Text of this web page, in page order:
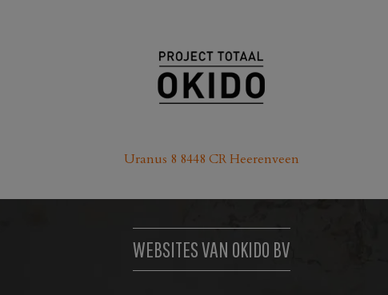
Uranus 8 8448 CR Heerenveen
WEBSITES VAN OKIDO BV